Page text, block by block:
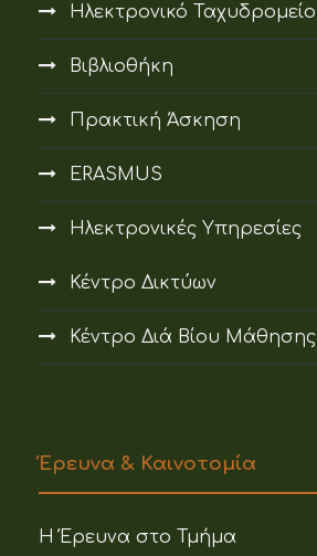
Ηλεκτρονικό Ταχυδρομείο
Βιβλιοθήκη
Πρακτική Άσκηση
ERASMUS
Ηλεκτρονικές Υπηρεσίες
Κέντρο Δικτύων
Κέντρο Διά Βίου Μάθησης
Έρευνα & Καινοτομία
Η Έρευνα στο Τμήμα